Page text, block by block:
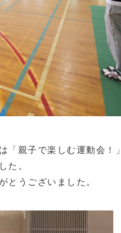
「親子で楽しむ運動会！」
た。
とうございました。